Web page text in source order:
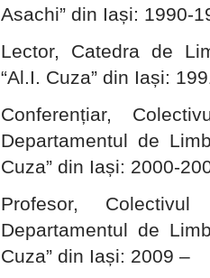
Asachi” din Iași: 1990-
Lector, Catedra de
“Al.I. Cuza” din Iași:
Conferențiar,
Departamentul de
Cuza” din Iași: 2000-
Profesor,
Departamentul de
Cuza” din Iași: 2009 –